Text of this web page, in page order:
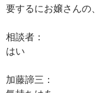
要するにお嬢さんの、
相談者：
はい
加藤諦三：